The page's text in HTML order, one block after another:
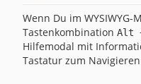
Wenn Du im
Tastenkombination Alt
Hilfemodal mit
Tastatur zum